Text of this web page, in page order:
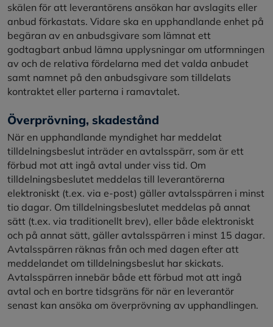
skälen för att leverantörens ansökan har avslagits eller
anbud förkastats. Vidare ska en upphandlande enhet på
begäran av en anbudsgivare som lämnat ett
godtagbart anbud lämna upplysningar om utformningen
av och de relativa fördelarna med det valda anbudet
samt namnet på den anbudsgivare som tilldelats
kontraktet eller parterna i ramavtalet.
Överprövning, skadestånd
När en upphandlande myndighet har meddelat
tilldelningsbeslut inträder en avtalsspärr, som är ett
förbud mot att ingå avtal under viss tid. Om
tilldelningsbeslutet meddelas till leverantörerna
elektroniskt (t.ex. via e-post) gäller avtalsspärren i minst
tio dagar. Om tilldelningsbeslutet meddelas på annat
sätt (t.ex. via traditionellt brev), eller både elektroniskt
och på annat sätt, gäller avtalsspärren i minst 15 dagar.
Avtalsspärren räknas från och med dagen efter att
meddelandet om tilldelningsbeslut har skickats.
Avtalsspärren innebär både ett förbud mot att ingå
avtal och en bortre tidsgräns för när en leverantör
senast kan ansöka om överprövning av upphandlingen.